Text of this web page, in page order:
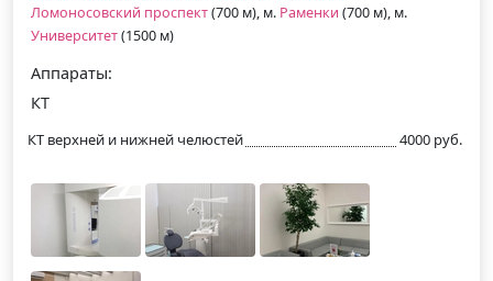
Ломоносовский проспект(700 м), м. Раменки (700 м), м.
Университет(1500 м)
Аппараты:
КТ
КТ верхней и нижней челюстей 4000 руб.